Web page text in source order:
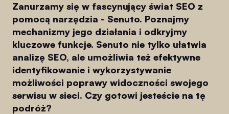
Zanurzamy się w fascynujący świat SEO z
pomocą narzędzia - Senuto. Poznajmy
mechanizmy jego działania i odkryjmy
kluczowe funkcje. Senuto nie tylko ułatwia
analizę SEO, ale umożliwia też efektywne
identyfikowanie i wykorzystywanie
możliwości poprawy widoczności swojego
serwisu w sieci. Czy gotowi jesteście na tę
podróż?